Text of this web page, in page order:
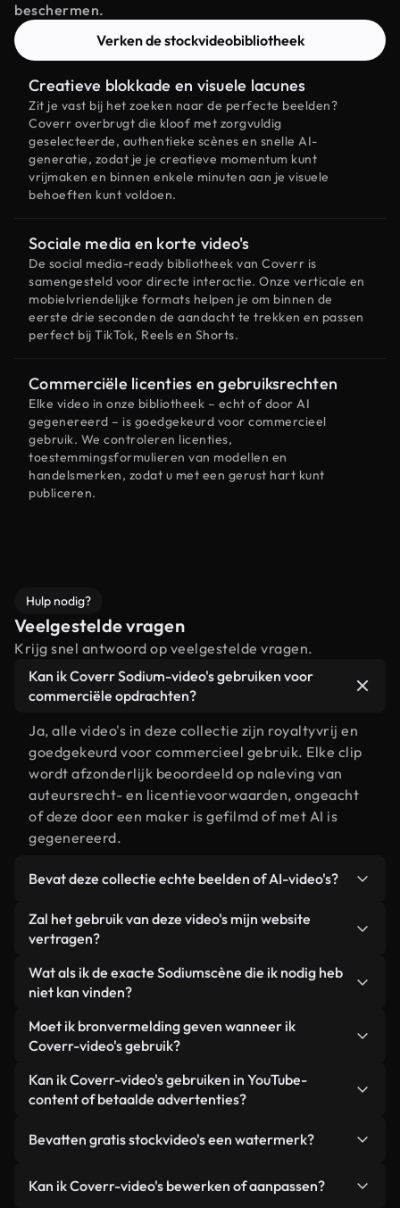
beschermen.
Verken de stockvideobibliotheek
Creatieve blokkade en visuele lacunes
Zit je vast bij het zoeken naar de perfecte beelden?
Coverr overbrugt die kloof met zorgvuldig
geselecteerde, authentieke scènes en snelle AI-
generatie, zodat je je creatieve momentum kunt
vrijmaken en binnen enkele minuten aan je visuele
behoeften kunt voldoen.
Sociale media en korte video's
De social media-ready bibliotheek van Coverr is
samengesteld voor directe interactie. Onze verticale en
mobielvriendelijke formats helpen je om binnen de
eerste drie seconden de aandacht te trekken en passen
perfect bij TikTok, Reels en Shorts.
Commerciële licenties en gebruiksrechten
Elke video in onze bibliotheek – echt of door AI
gegenereerd – is goedgekeurd voor commercieel
gebruik. We controleren licenties,
toestemmingsformulieren van modellen en
handelsmerken, zodat u met een gerust hart kunt
publiceren.
Hulp nodig?
Veelgestelde vragen
Krijg snel antwoord op veelgestelde vragen.
Kan ik Coverr Sodium-video's gebruiken voor
commerciële opdrachten?
Ja, alle video's in deze collectie zijn royaltyvrij en
goedgekeurd voor commercieel gebruik. Elke clip
wordt afzonderlijk beoordeeld op naleving van
auteursrecht- en licentievoorwaarden, ongeacht
of deze door een maker is gefilmd of met AI is
gegenereerd.
Bevat deze collectie echte beelden of AI-video's?
Beide. Dit is een hybride bibliotheek die bestaat
uit echte, door mensen gefilmde beelden van
video's. Elke video is duidelijk gelabeld, zodat je
altijd weet wat je gebruikt.
Zal het gebruik van deze video's mijn website
vertragen?
Niet als u voor onze geoptimaliseerde versies
kiest. Wij bieden lichtgewicht, webklare formaten
achtergrond. Zo blijft de kwaliteit hoog, worden de
laadtijden geminimaliseerd en worden
statistieken zoals LCP verbeterd.
Wat als ik de exacte Sodiumscène die ik nodig heb
niet kan vinden?
Met Coverr AI Studio maak je direct een video.
Beschrijf de scène – bijvoorbeeld "Sodium bij
enkele seconden een gepersonaliseerde video die
voldoet aan onze licentievoorwaarden.
Moet ik bronvermelding geven wanneer ik
Coverr-video's gebruik?
Naamsvermelding is niet vereist. Alle video's in
onze stockbibliotheek zijn royaltyvrij en kunnen
hoewel dit altijd op prijs wordt gesteld.
Kan ik Coverr-video's gebruiken in YouTube-
content of betaalde advertenties?
gebruikt in YouTube-video's met advertentie-
advertenties van klanten, zolang je de beelden
Bevatten gratis stockvideo's een watermerk?
zijn of door AI gegenereerd – bevat watermerken.
Kan ik Coverr-video's bewerken of aanpassen?